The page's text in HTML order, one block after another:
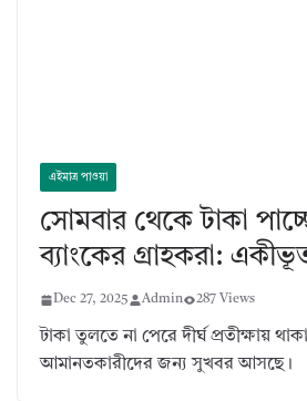
এইমাত্র পাওয়া
সোমবার থেকে টাকা
ব্যাংকের গ্রাহকরা:
Dec 27, 2025 Admin 287 Views
টাকা তুলতে না পেরে দীর্ঘ প্রতীক্ষায়
আমানতকারীদের জন্য সুখবর আসছে।